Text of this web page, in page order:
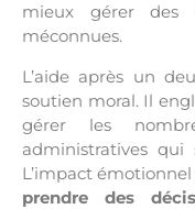
mieux gérer des
méconnues.
L’aide après un
soutien moral. Il
gérer les
administratives
L’impact
prendre des